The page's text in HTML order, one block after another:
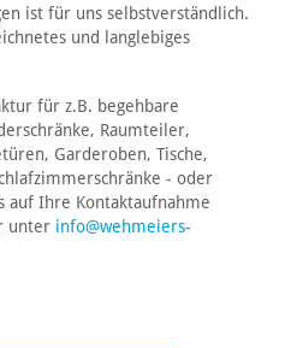
ist für uns selbstverständlich.
und langlebiges
für z.B. begehbare
Raumteiler,
Garderoben, Tische,
- oder
Ihre Kontaktaufnahme
unter info@wehmeiers-